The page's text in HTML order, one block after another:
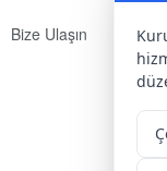
Bize Ulaşın
Yenice Mah.
KIRŞEHİR / TÜRKİYE
0 386 213